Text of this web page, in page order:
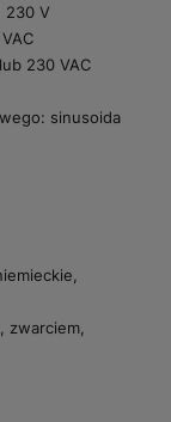
230 V
230 VAC
sinusoida
zwarciem,